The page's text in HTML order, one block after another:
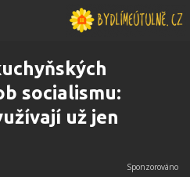
socialismu:
už jen